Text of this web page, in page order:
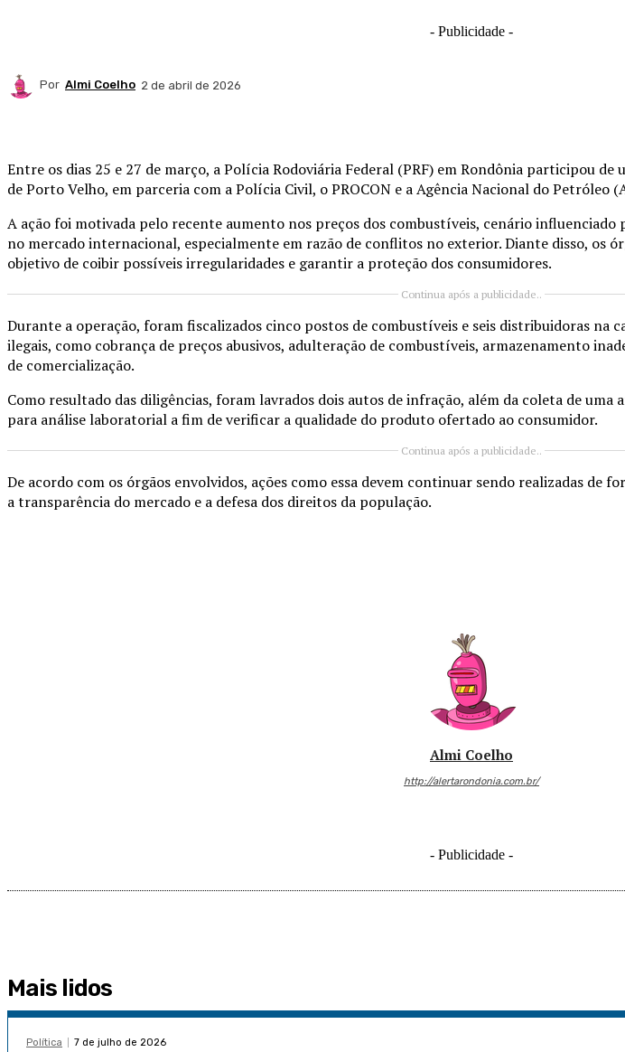
- Publicidade -
Por Almi Coelho 2 de abril de 2026
Entre os dias 25 e 27 de março, a Polícia Rodoviária Federal (PRF) em Rondônia participou
dePorto Velho, em parceria com a Polícia Civil, o PROCON e a Agência Nacional do Petróleo
A ação foi motivada pelo recente aumento nos preços dos combustíveis, cenário influenciado
no mercado internacional, especialmente em razão de conflitos no exterior. Diante disso, os
objetivo de coibir possíveis irregularidades e garantir a proteção dos consumidores.
Continua após a publicidade..
Durante a operação, foram fiscalizados cinco postos de combustíveis e seis distribuidoras na
ilegais, como cobrança de preços abusivos, adulteração de combustíveis, armazenamento
de comercialização.
Como resultado das diligências, foram lavrados dois autos de infração, além da coleta de uma
para análise laboratorial a fim de verificar a qualidade do produto ofertado ao consumidor.
Continua após a publicidade..
De acordo com os órgãos envolvidos, ações como essa devem continuar sendo realizadas de
a transparência do mercado e a defesa dos direitos da população.
Almi Coelho
http://alertarondonia.com.br/
- Publicidade -
Mais lidos
Política 7 de julho de 2026